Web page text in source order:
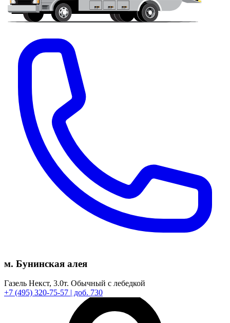
м. Бунинская алея
Газель Некст, 3.0т. Обычный с лебедкой
+7 (495) 320-75-57 | доб. 730